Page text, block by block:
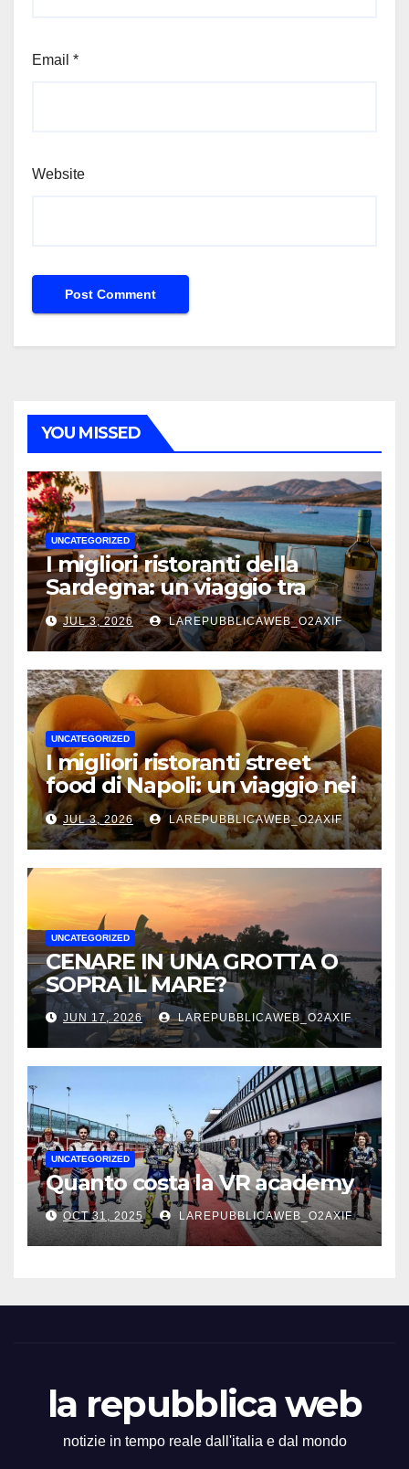
Email *
Website
YOU MISSED
UNCATEGORIZED
I migliori ristoranti della
Sardegna: un viaggio tra
mare, tradizione e sapori
autentici
JUL 3, 2026 LAREPUBBLICAWEB_O2AXIF
UNCATEGORIZED
I migliori ristoranti street
food di Napoli: un viaggio nei
sapori autentici della città
JUL 3, 2026 LAREPUBBLICAWEB_O2AXIF
UNCATEGORIZED
CENARE IN UNA GROTTA O
SOPRA IL MARE?
JUN 17, 2026 LAREPUBBLICAWEB_O2AXIF
UNCATEGORIZED
Quanto costa la VR academy
OCT 31, 2025 LAREPUBBLICAWEB_O2AXIF
la repubblica web
notizie in tempo reale dall'italia e dal mondo